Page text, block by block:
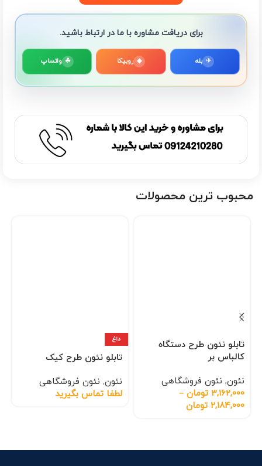
برای دریافت مشاوره با ما در ارتباط باشید.
✈ بله ◆ روبیکا ☘ واتساپ
محبوب ترین محصولات
تابلو نئون طرح دستگاه
کالباس بر
نئون, نئون فروشگاهی
3,162,000 تومان –
2,184,000 تومان
داغ
تابلو نئون طرح کیک
نئون, نئون فروشگاهی
لطفا تماس بگیرید